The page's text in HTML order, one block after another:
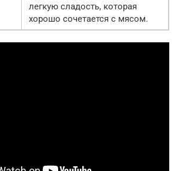
легкую сладость, которая
хорошо сочетается с мясом.